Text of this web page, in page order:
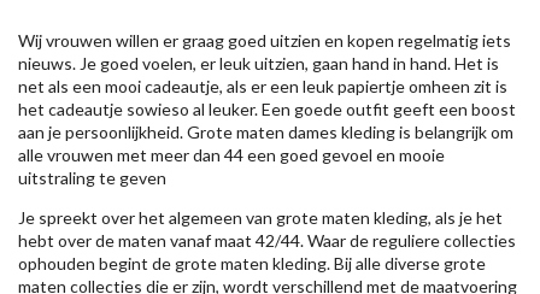
Wij vrouwen willen er graag goed uitzien en kopen regelmatig iets
nieuws. Je goed voelen, er leuk uitzien, gaan hand in hand. Het is
net als een mooi cadeautje, als er een leuk papiertje omheen zit is
het cadeautje sowieso al leuker. Een goede outfit geeft een boost
aan je persoonlijkheid. Grote maten dames kleding is belangrijk om
alle vrouwen met meer dan 44 een goed gevoel en mooie
uitstraling te geven
Je spreekt over het algemeen van grote maten kleding, als je het
hebt over de maten vanaf maat 42/44. Waar de reguliere collecties
ophouden begint de grote maten kleding. Bij alle diverse grote
maten collecties die er zijn, wordt verschillend met de maatvoering